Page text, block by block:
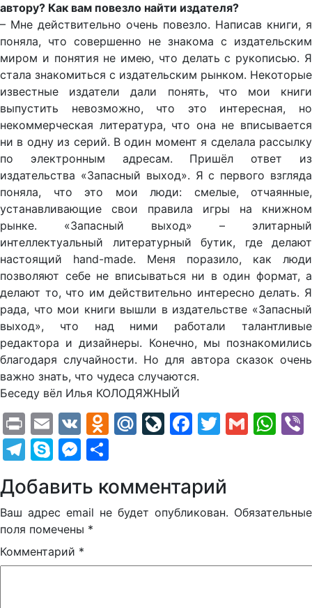
автору? Как вам повезло найти издателя?
– Мне действительно очень повезло. Написав книги, я
поняла, что совершенно не знакома с издательским
миром и понятия не имею, что делать с рукописью. Я
стала знакомиться с издательским рынком. Некоторые
известные издатели дали понять, что мои книги
выпустить невозможно, что это интересная, но
некоммерческая литература, что она не вписывается
ни в одну из серий. В один момент я сделала рассылку
по электронным адресам. Пришёл ответ из
издательства «Запасный выход». Я с первого взгляда
поняла, что это мои люди: смелые, отчаянные,
устанавливающие свои правила игры на книжном
рынке. «Запасный выход» – элитарный
интеллектуальный литературный бутик, где делают
настоящий hand-made. Меня поразило, как люди
позволяют себе не вписываться ни в один формат, а
делают то, что им действительно интересно делать. Я
рада, что мои книги вышли в издательстве «Запасный
выход», что над ними работали талантливые
редактора и дизайнеры. Конечно, мы познакомились
благодаря случайности. Но для автора сказок очень
важно знать, что чудеса случаются.
Беседу вёл Илья КОЛОДЯЖНЫЙ
PrintEmail
VK Odnoklassniki
Mail.Ru
LiveJournal
Facebook
Twitter
Gmail
Telegram
SkypeMessenger
Добавить комментарий
Ваш адрес email не будет опубликован. Обязательные
поля помечены *
Комментарий *